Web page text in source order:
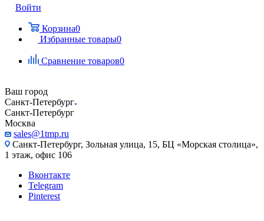
Войти
Корзина0
Избранные товары0
Сравнение товаров0
Ваш город
Санкт-Петербург
Санкт-Петербург
Москва
sales@1tmp.ru
Санкт-Петербург, Зольная улица, 15, БЦ «Морская столица»,
1 этаж, офис 106
Вконтакте
Telegram
Pinterest